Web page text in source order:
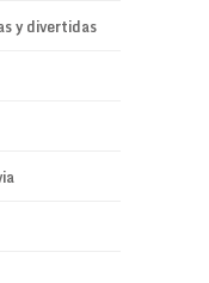
y divertidas